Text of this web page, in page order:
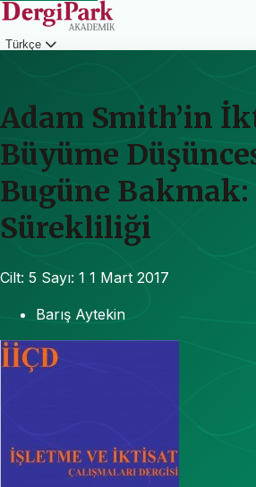
Türkçe
Adam Smith’in
Büyüme
Bugüne
Sürekliliği
Cilt: 5 Sayı: 1 1 Mart 2017
Barış Aytekin